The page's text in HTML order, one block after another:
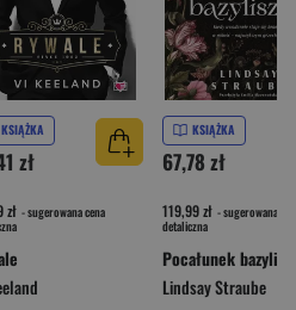
KSIĄŻKA
zł
zł - sugerowana cena
KSIĄŻKA
67,78 zł
119,99 zł - sugerowana
detaliczna
Lindsay Straube